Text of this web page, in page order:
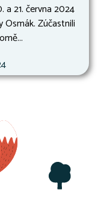
a 21. června 2024
Zúčastnili